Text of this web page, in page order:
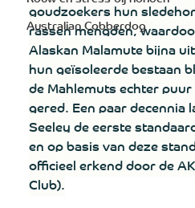
Australian Cobberdog
goudzoekers hun
rassen mengden,
Alaskan Malamute bijna
hun geïsoleerde bestaan
de Mahlemuts echter
gered. Een paar
Seeley de eerste
en op basis van deze
officieel erkend door de
Club).